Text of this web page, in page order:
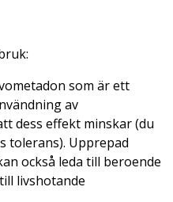
som är ett
av
dess effekt minskar (du
tolerans). Upprepad
också leda till beroende
livshotande